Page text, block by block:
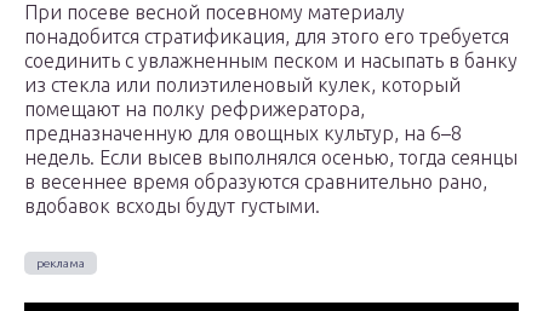
При посеве весной посевному материалу
понадобится стратификация, для этого его требуется
соединить с увлажненным песком и насыпать в банку
из стекла или полиэтиленовый кулек, который
помещают на полку рефрижератора,
предназначенную для овощных культур, на 6–8
недель. Если высев выполнялся осенью, тогда сеянцы
в весеннее время образуются сравнительно рано,
вдобавок всходы будут густыми.